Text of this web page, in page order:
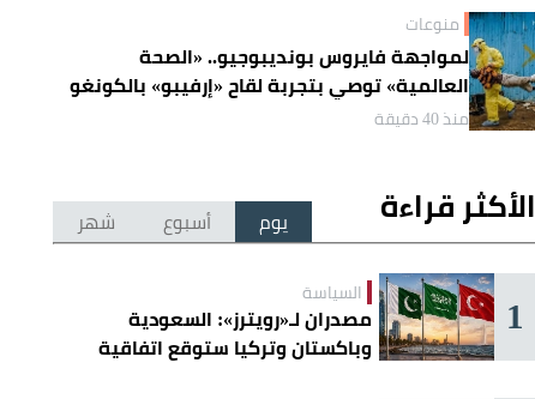
منوعات
لمواجهة فايروس بونديبوجيو.. «الصحة
العالمية» توصي بتجربة لقاح «إرفيبو» بالكونغو
منذ 40 دقيقة
الأكثر قراءة يوم أسبوع شهر
1 السياسة
مصدران لـ«رويترز»: السعودية
وباكستان وتركيا ستوقع اتفاقية